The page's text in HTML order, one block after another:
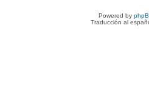
Powered by
Traducción al